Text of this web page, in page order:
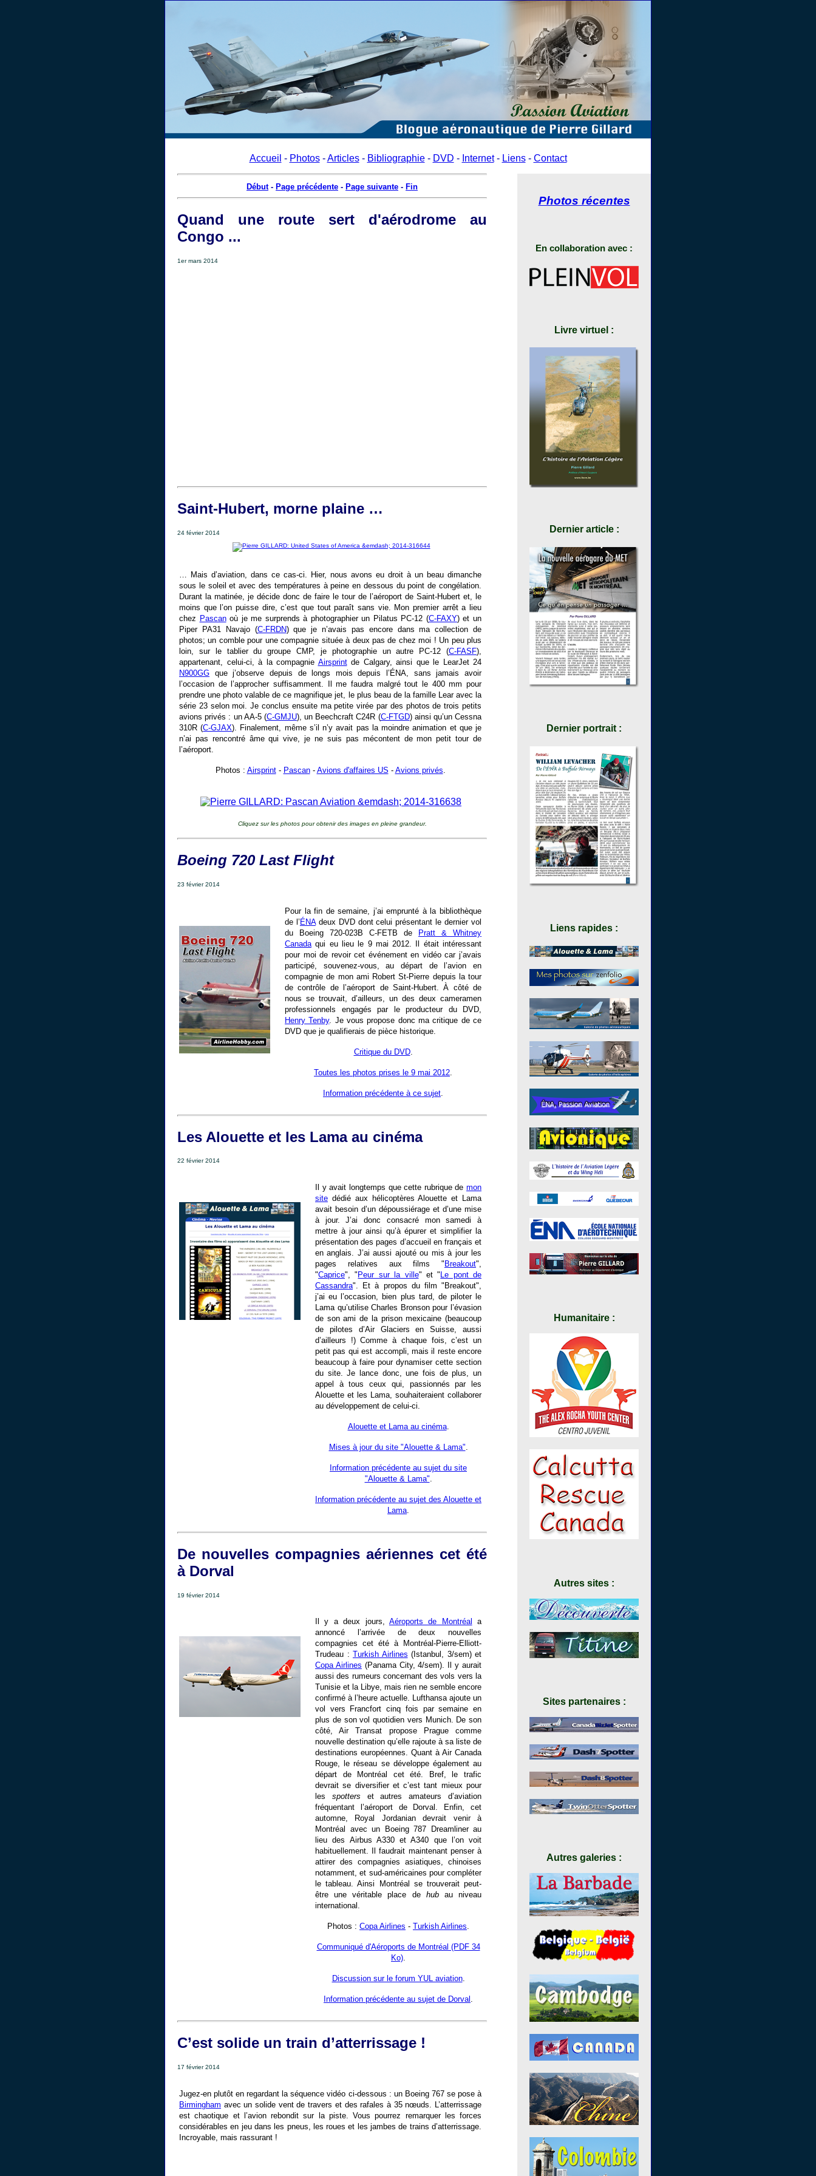
Accueil - Photos-Articles- Bibliographie- DVD - Internet- Liens - Contact
Photos récentes
En collaboration avec :
Livre virtuel :
Dernier article :
Dernier portrait :
Liens rapides :
Humanitaire :
Autres sites :
Sites partenaires :
Autres galeries :
Début- Page précédente - Page suivante - Fin
Quand une route sert d'aérodrome au
Congo ...
1er mars 2014
Saint-Hubert, morne plaine …
24 février 2014
… Mais d’aviation, dans ce cas-ci. Hier, nous avons eu droit à un beau dimanche
sous le soleil et avec des températures à peine en dessous du point de congélation.
Durant la matinée, je décide donc de faire le tour de l’aéroport de Saint-Hubert et, le
moins que l’on puisse dire, c’est que tout paraît sans vie. Mon premier arrêt a lieu
chez Pascanoù je me surprends à photographier un Pilatus PC-12 (C-FAXY) et un
Piper PA31 Navajo (C-FRDN) que je n’avais pas encore dans ma collection de
photos; un comble pour une compagnie située à deux pas de chez moi ! Un peu plus
loin, sur le tablier du groupe CMP, je photographie un autre PC-12 (C-FASF),
appartenant, celui-ci, à la compagnie Airsprintde Calgary, ainsi que le LearJet 24
N900GG que j’observe depuis de longs mois depuis l’ÉNA, sans jamais avoir
l’occasion de l’approcher suffisamment. Il me faudra malgré tout le 400 mm pour
prendre une photo valable de ce magnifique jet, le plus beau de la famille Lear avec la
série 23 selon moi. Je conclus ensuite ma petite virée par des photos de trois petits
avions privés : un AA-5 (C-GMJU), un Beechcraft C24R (C-FTGD) ainsi qu’un Cessna
310R (C-GJAX). Finalement, même s’il n’y avait pas la moindre animation et que je
n’ai pas rencontré âme qui vive, je ne suis pas mécontent de mon petit tour de
l’aéroport.
Photos : Airsprint- Pascan- Avions d'affaires US - Avions privés.
Cliquez sur les photos pour obtenir des images en pleine grandeur.
Boeing 720 Last Flight
23 février 2014
Pour la fin de semaine, j’ai emprunté à la bibliothèque
de l’ÉNAdeux DVD dont celui présentant le dernier vol
du Boeing 720-023B C-FETB de Pratt & Whitney
Canada qui eu lieu le 9 mai 2012. Il était intéressant
pour moi de revoir cet événement en vidéo car j’avais
participé, souvenez-vous, au départ de l’avion en
compagnie de mon ami Robert St-Pierre depuis la tour
de contrôle de l’aéroport de Saint-Hubert. À côté de
nous se trouvait, d’ailleurs, un des deux cameramen
professionnels engagés par le producteur du DVD,
Henry Tenby. Je vous propose donc ma critique de ce
DVD que je qualifierais de pièce historique.
Critique du DVD.
Toutes les photos prises le 9 mai 2012
Information précédente à ce sujet
Les Alouette et les Lama au cinéma
22 février 2014
Il y avait longtemps que cette rubrique de mon
site dédié aux hélicoptères Alouette et Lama
avait besoin d’un dépoussiérage et d’une mise
à jour. J’ai donc consacré mon samedi à
mettre à jour ainsi qu’à épurer et simplifier la
présentation des pages d’accueil en français et
en anglais. J’ai aussi ajouté ou mis à jour les
pages relatives aux films " Breakout",
"Caprice", " Peur sur la ville" et " Le pont de
Cassandra". Et à propos du film "Breakout",
j’ai eu l’occasion, bien plus tard, de piloter le
Lama qu’utilise Charles Bronson pour l’évasion
de son ami de la prison mexicaine (beaucoup
de pilotes d’Air Glaciers en Suisse, aussi
d’ailleurs !) Comme à chaque fois, c’est un
petit pas qui est accompli, mais il reste encore
beaucoup à faire pour dynamiser cette section
du site. Je lance donc, une fois de plus, un
appel à tous ceux qui, passionnés par les
Alouette et les Lama, souhaiteraient collaborer
au développement de celui-ci.
Alouette et Lama au cinéma.
Mises à jour du site "Alouette & Lama".
Information précédente au sujet du site
"Alouette & Lama".
Information précédente au sujet des Alouette et
Lama.
De nouvelles compagnies aériennes cet été
à Dorval
19 février 2014
Il y a deux jours, Aéroports de Montréal
a
annoncé l’arrivée de deux nouvelles
compagnies cet été à Montréal-Pierre-Elliott-
Trudeau : Turkish Airlines (Istanbul, 3/sem) et
Copa Airlines (Panama City, 4/sem). Il y aurait
aussi des rumeurs concernant des vols vers la
Tunisie et la Libye, mais rien ne semble encore
confirmé à l’heure actuelle. Lufthansa ajoute un
vol vers Francfort cinq fois par semaine en
plus de son vol quotidien vers Munich. De son
côté, Air Transat propose Prague comme
nouvelle destination qu’elle rajoute à sa liste de
destinations européennes. Quant à Air Canada
Rouge, le réseau se développe également au
départ de Montréal cet été. Bref, le trafic
devrait se diversifier et c’est tant mieux pour
les spotters et autres amateurs d’aviation
fréquentant l’aéroport de Dorval. Enfin, cet
automne, Royal Jordanian devrait venir à
Montréal avec un Boeing 787 Dreamliner au
lieu des Airbus A330 et A340 que l’on voit
habituellement. Il faudrait maintenant penser à
attirer des compagnies asiatiques, chinoises
notamment, et sud-américaines pour compléter
le tableau. Ainsi Montréal se trouverait peut-
être une véritable place de hubau niveau
international.
Photos : Copa Airlines - Turkish Airlines.
Communiqué d'Aéroports de Montréal (PDF 34
Ko).
Discussion sur le forum YUL aviation.
Information précédente au sujet de Dorval .
C’est solide un train d’atterrissage !
17 février 2014
Jugez-en plutôt en regardant la séquence vidéo ci-dessous : un Boeing 767 se pose à
Birmingham avec un solide vent de travers et des rafales à 35 nœuds. L’atterrissage
est chaotique et l’avion rebondit sur la piste. Vous pourrez remarquer les forces
considérables en jeu dans les pneus, les roues et les jambes de trains d’atterrissage.
Incroyable, mais rassurant !